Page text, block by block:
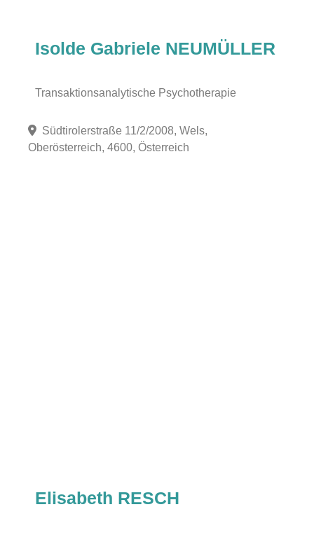
Isolde Gabriele NEUMÜLLER
Transaktionsanalytische Psychotherapie
Südtirolerstraße 11/2/2008, Wels,
Oberösterreich, 4600, Österreich
Elisabeth RESCH